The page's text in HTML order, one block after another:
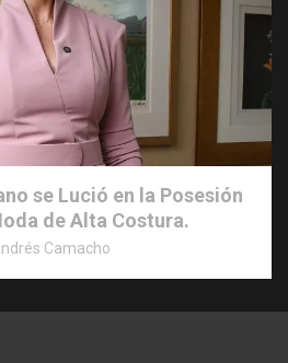
se Lució en la Posesión
de Alta Costura.
Camacho